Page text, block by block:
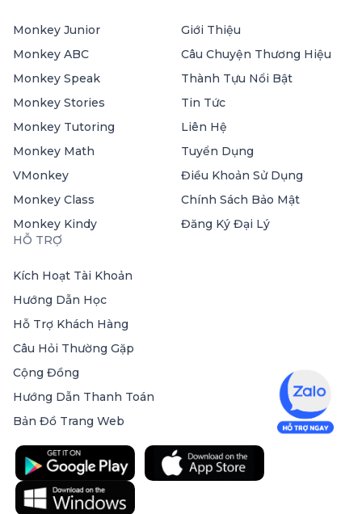
Monkey Junior
Monkey ABC
Monkey Speak
Monkey Stories
Monkey Tutoring
Monkey Math
VMonkey
Monkey Class
Monkey Kindy
Giới Thiệu
Câu Chuyện Thương Hiệu
Thành Tựu Nổi Bật
Tin Tức
Liên Hệ
Tuyển Dụng
Điều Khoản Sử Dụng
Chính Sách Bảo Mật
Đăng Ký Đại Lý
HỖ TRỢ
Kích Hoạt Tài Khoản
Hướng Dẫn Học
Hỗ Trợ Khách Hàng
Câu Hỏi Thường Gặp
Cộng Đồng
Hướng Dẫn Thanh Toán
Bản Đồ Trang Web